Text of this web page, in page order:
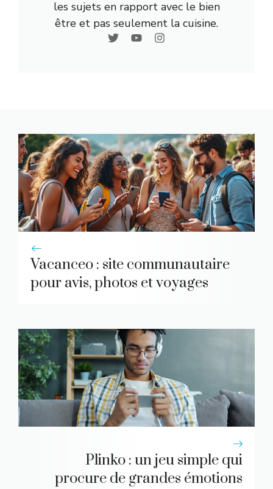
les sujets en rapport avec le bien
être et pas seulement la cuisine.
Vacanceo : site communautaire
pour avis, photos et voyages
Plinko : un jeu simple qui
procure de grandes émotions